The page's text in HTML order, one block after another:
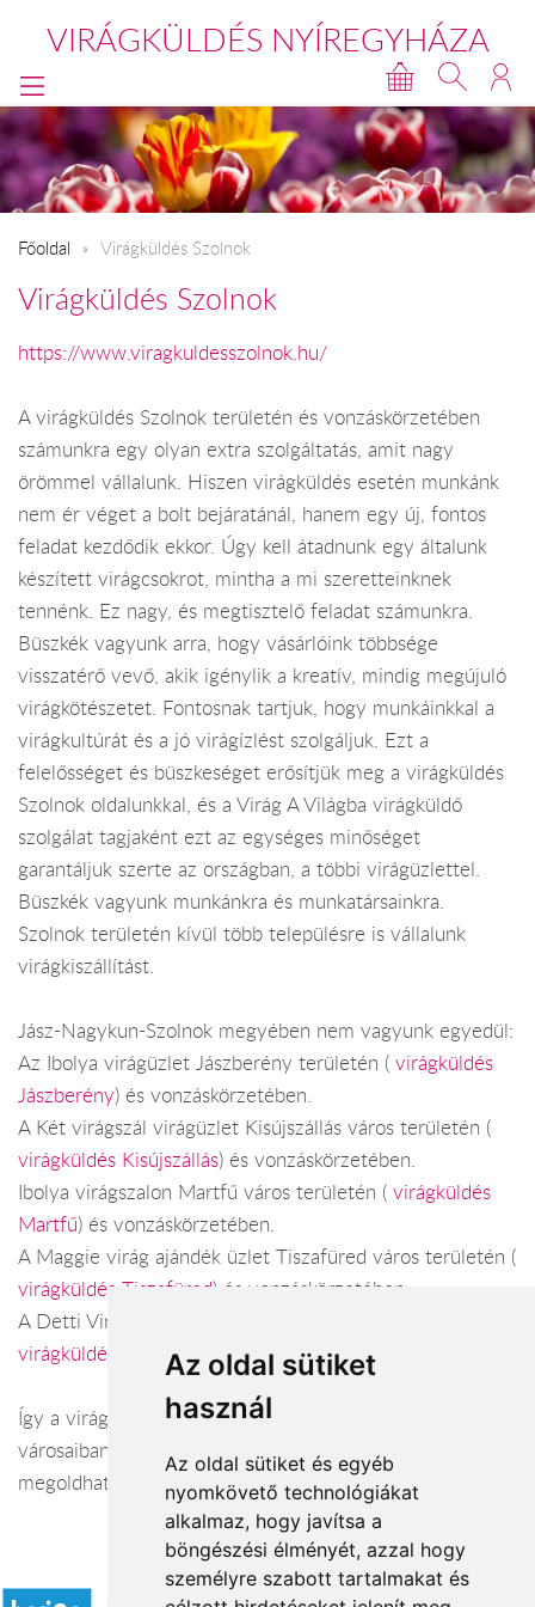
Az oldal sütiket
használ
Az oldal sütiket és egyéb
nyomkövető technológiákat
alkalmaz, hogy javítsa a
böngészési élményét, azzal hogy
személyre szabott tartalmakat és
VIRÁGKÜLDÉS NYÍREGYHÁZA
Főoldal Virágküldés Szolnok
Virágküldés Szolnok
https://www.viragkuldesszolnok.hu/
A virágküldés Szolnok területén és vonzáskörzetében
számunkra egy olyan extra szolgáltatás, amit nagy
örömmel vállalunk. Hiszen virágküldés esetén munkánk
nem ér véget a bolt bejáratánál, hanem egy új, fontos
feladat kezdődik ekkor. Úgy kell átadnunk egy általunk
készített virágcsokrot, mintha a mi szeretteinknek
tennénk. Ez nagy, és megtisztelő feladat számunkra.
Büszkék vagyunk arra, hogy vásárlóink többsége
visszatérő vevő, akik igénylik a kreatív, mindig megújuló
virágkötészetet. Fontosnak tartjuk, hogy munkáinkkal a
virágkultúrát és a jó virágízlést szolgáljuk. Ezt a
felelősséget és büszkeséget erősítjük meg a virágküldés
Szolnok oldalunkkal, és a Virág A Világba virágküldő
szolgálat tagjaként ezt az egységes minőséget
garantáljuk szerte az országban, a többi virágüzlettel.
Büszkék vagyunk munkánkra és munkatársainkra.
Szolnok területén kívül több településre is vállalunk
virágkiszállítást.
Jász-Nagykun-Szolnok megyében nem vagyunk egyedül:
Az Ibolya virágüzlet Jászberény területén ( virágküldés
Jászberény) és vonzáskörzetében.
A Két virágszál virágüzlet Kisújszállás város területén (
virágküldés Kisújszállás) és vonzáskörzetében.
Ibolya virágszalon Martfű város területén ( virágküldés
Martfű) és vonzáskörzetében.
A Maggie virág ajándék üzlet Tiszafüred város területén (
virágküldés Tiszafüred) és vonzáskörzetében.
A Detti Virágszalon Törökszentmiklós város területén (
virágküldés Törökszentmiklós) és vonzáskörzetében.
Így a virágküldés Jász-Nagykun-Szolnok megye
városaiban és azok vonzáskörzetében is gond nélkül
megoldható. Várjuk szeretettel webáruházunkban!
Elfogadott fizetési módok